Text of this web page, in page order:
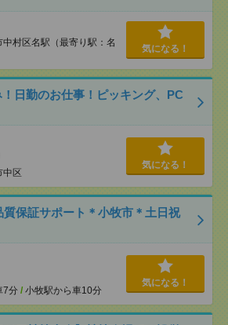
村区名駅（最寄り駅：名
気になる！
日勤のお仕事！ピッキング、PC
中区
気になる！
質保証サポート＊小牧市＊土日祝
7分 / 小牧駅から車10分
気になる！